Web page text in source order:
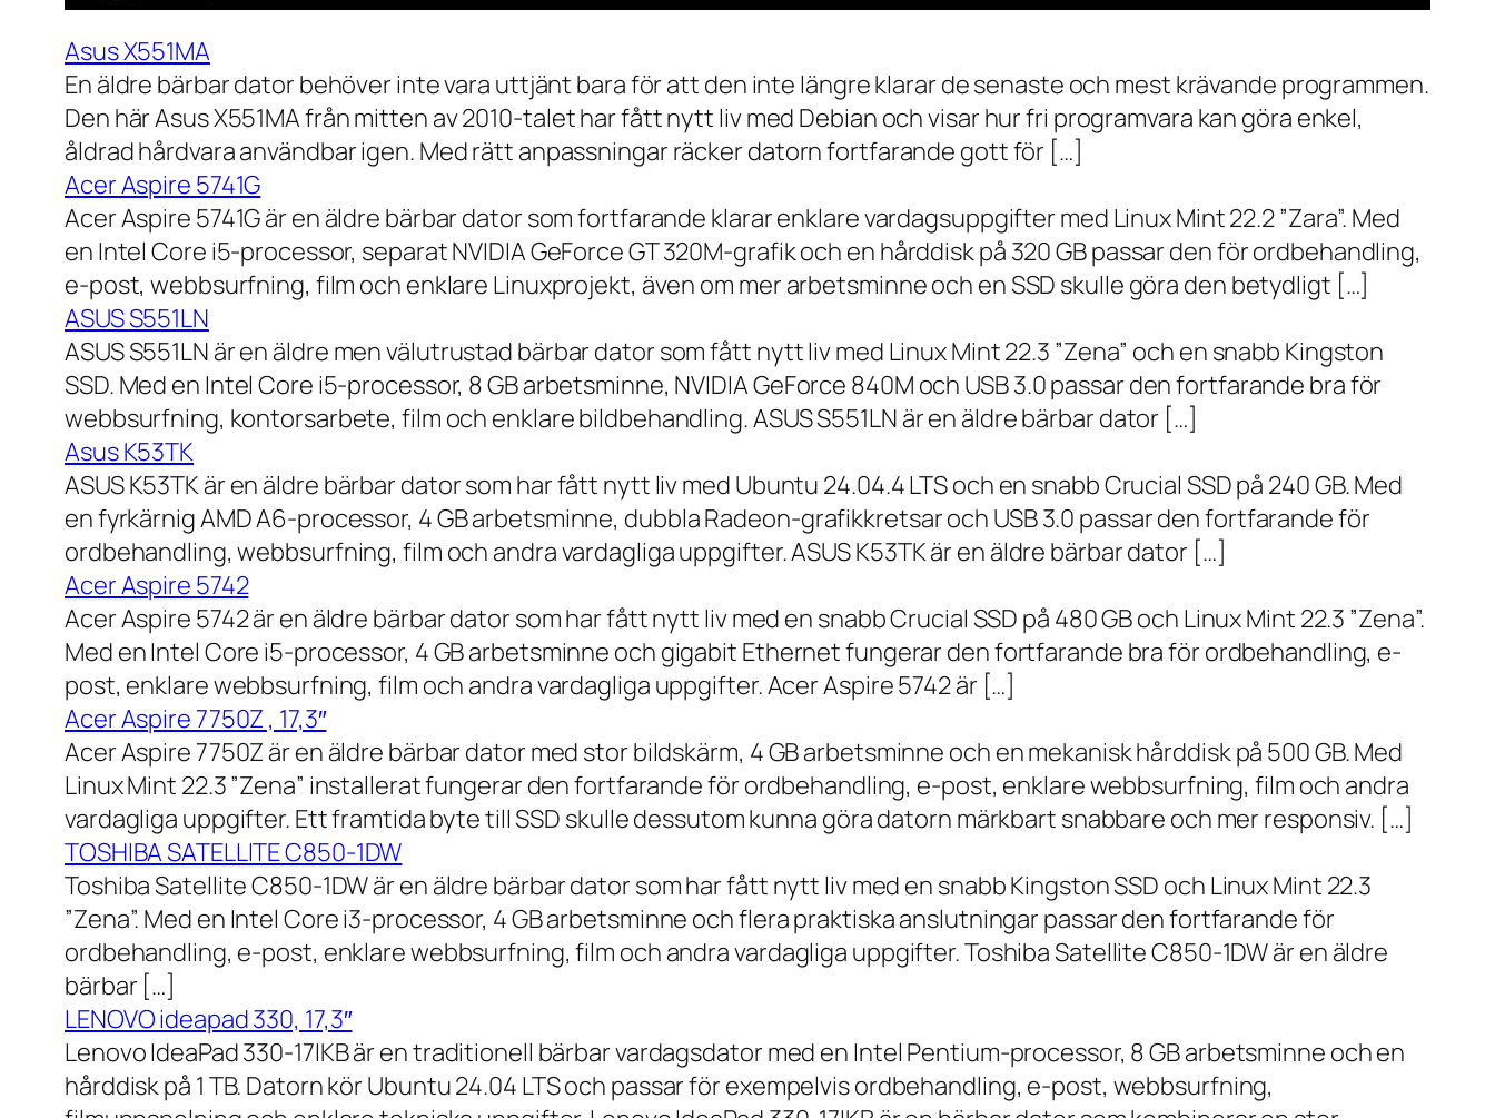
Asus X551MA
En äldre bärbar dator behöver inte vara uttjänt bara för att den inte längre klarar de senaste och mest krävande programmen.
Den här Asus X551MA från mitten av 2010-talet har fått nytt liv med Debian och visar hur fri programvara kan göra enkel,
åldrad hårdvara användbar igen. Med rätt anpassningar räcker datorn fortfarande gott för […]
Acer Aspire 5741G
Acer Aspire 5741G är en äldre bärbar dator som fortfarande klarar enklare vardagsuppgifter med Linux Mint 22.2 ”Zara”. Med
en Intel Core i5-processor, separat NVIDIA GeForce GT 320M-grafik och en hårddisk på 320 GB passar den för ordbehandling,
e-post, webbsurfning, film och enklare Linuxprojekt, även om mer arbetsminne och en SSD skulle göra den betydligt […]
ASUS S551LN
ASUS S551LN är en äldre men välutrustad bärbar dator som fått nytt liv med Linux Mint 22.3 ”Zena” och en snabb Kingston
SSD. Med en Intel Core i5-processor, 8 GB arbetsminne, NVIDIA GeForce 840M och USB 3.0 passar den fortfarande bra för
webbsurfning, kontorsarbete, film och enklare bildbehandling. ASUS S551LN är en äldre bärbar dator […]
Asus K53TK
ASUS K53TK är en äldre bärbar dator som har fått nytt liv med Ubuntu 24.04.4 LTS och en snabb Crucial SSD på 240 GB. Med
en fyrkärnig AMD A6-processor, 4 GB arbetsminne, dubbla Radeon-grafikkretsar och USB 3.0 passar den fortfarande för
ordbehandling, webbsurfning, film och andra vardagliga uppgifter. ASUS K53TK är en äldre bärbar dator […]
Acer Aspire 5742
Acer Aspire 5742 är en äldre bärbar dator som har fått nytt liv med en snabb Crucial SSD på 480 GB och Linux Mint 22.3 ”Zena”.
Med en Intel Core i5-processor, 4 GB arbetsminne och gigabit Ethernet fungerar den fortfarande bra för ordbehandling, e-
post, enklare webbsurfning, film och andra vardagliga uppgifter. Acer Aspire 5742 är […]
Acer Aspire 7750Z , 17,3″
Acer Aspire 7750Z är en äldre bärbar dator med stor bildskärm, 4 GB arbetsminne och en mekanisk hårddisk på 500 GB. Med
Linux Mint 22.3 ”Zena” installerat fungerar den fortfarande för ordbehandling, e-post, enklare webbsurfning, film och andra
vardagliga uppgifter. Ett framtida byte till SSD skulle dessutom kunna göra datorn märkbart snabbare och mer responsiv. […]
TOSHIBA SATELLITE C850-1DW
Toshiba Satellite C850-1DW är en äldre bärbar dator som har fått nytt liv med en snabb Kingston SSD och Linux Mint 22.3
”Zena”. Med en Intel Core i3-processor, 4 GB arbetsminne och flera praktiska anslutningar passar den fortfarande för
ordbehandling, e-post, enklare webbsurfning, film och andra vardagliga uppgifter. Toshiba Satellite C850-1DW är en äldre
bärbar […]
LENOVO ideapad 330, 17,3″
Lenovo IdeaPad 330-17IKB är en traditionell bärbar vardagsdator med en Intel Pentium-processor, 8 GB arbetsminne och en
hårddisk på 1 TB. Datorn kör Ubuntu 24.04 LTS och passar för exempelvis ordbehandling, e-post, webbsurfning,